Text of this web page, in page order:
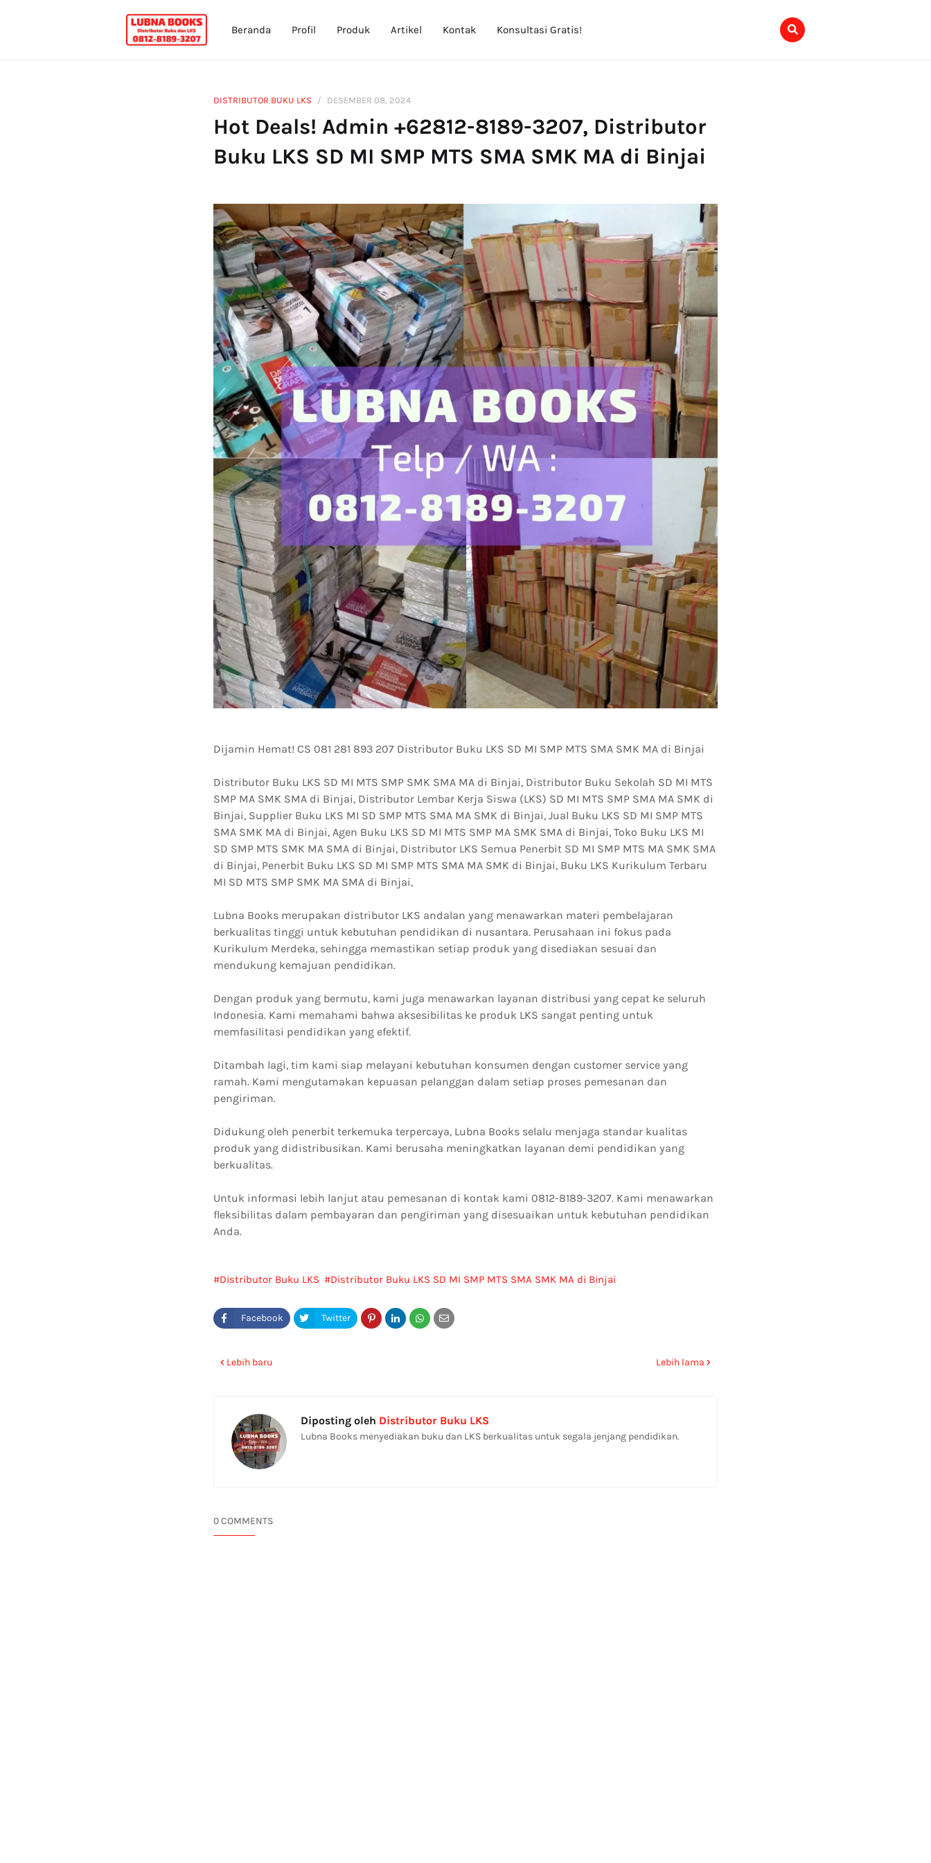
Beranda Profil Produk Artikel Kontak Konsultasi Gratis!
DISTRIBUTOR BUKU LKS DESEMBER 08, 2024
Hot Deals! Admin +62812-8189-3207, Distributor
Buku LKS SD MI SMP MTS SMA SMK MA di Binjai
Dijamin Hemat! CS 081 281 893 207 Distributor Buku LKS SD MI SMP MTS SMA SMK MA di Binjai
Distributor Buku LKS SD MI MTS SMP SMK SMA MA di Binjai, Distributor Buku Sekolah SD MI MTS
SMP MA SMK SMA di Binjai, Distributor Lembar Kerja Siswa (LKS) SD MI MTS SMP SMA MA SMK di
Binjai, Supplier Buku LKS MI SD SMP MTS SMA MA SMK di Binjai, Jual Buku LKS SD MI SMP MTS
SMA SMK MA di Binjai, Agen Buku LKS SD MI MTS SMP MA SMK SMA di Binjai, Toko Buku LKS MI
SD SMP MTS SMK MA SMA di Binjai, Distributor LKS Semua Penerbit SD MI SMP MTS MA SMK SMA
di Binjai, Penerbit Buku LKS SD MI SMP MTS SMA MA SMK di Binjai, Buku LKS Kurikulum Terbaru
MI SD MTS SMP SMK MA SMA di Binjai,
Lubna Books merupakan distributor LKS andalan yang menawarkan materi pembelajaran
berkualitas tinggi untuk kebutuhan pendidikan di nusantara. Perusahaan ini fokus pada
Kurikulum Merdeka, sehingga memastikan setiap produk yang disediakan sesuai dan
mendukung kemajuan pendidikan.
Dengan produk yang bermutu, kami juga menawarkan layanan distribusi yang cepat ke seluruh
Indonesia. Kami memahami bahwa aksesibilitas ke produk LKS sangat penting untuk
memfasilitasi pendidikan yang efektif.
Ditambah lagi, tim kami siap melayani kebutuhan konsumen dengan customer service yang
ramah. Kami mengutamakan kepuasan pelanggan dalam setiap proses pemesanan dan
pengiriman.
Didukung oleh penerbit terkemuka terpercaya, Lubna Books selalu menjaga standar kualitas
produk yang didistribusikan. Kami berusaha meningkatkan layanan demi pendidikan yang
berkualitas.
Untuk informasi lebih lanjut atau pemesanan di kontak kami 0812-8189-3207. Kami menawarkan
fleksibilitas dalam pembayaran dan pengiriman yang disesuaikan untuk kebutuhan pendidikan
Anda.
Distributor Buku LKS Distributor Buku LKS SD MI SMP MTS SMA SMK MA di Binjai
Lebih baru Lebih lama
Diposting oleh Distributor Buku LKS
Lubna Books menyediakan buku dan LKS berkualitas untuk segala jenjang pendidikan.
0 COMMENTS